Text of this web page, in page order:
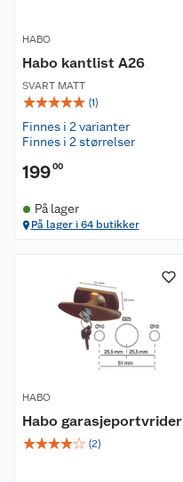
HABO
Habo kantlist A26
SVART MATT
☆☆☆☆☆ (1)
Finnes i 2 varianter
Finnes i 2 størrelser
19900
På lager
På lager i 64 butikker
HABO
Habo garasjeportvrider
☆☆☆☆☆ (2)